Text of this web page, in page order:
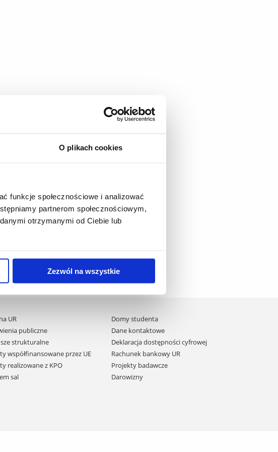
O plikach cookies
funkcje społecznościowe i analizować
partnerom społecznościowym,
otrzymanymi od Ciebie lub
Zezwól na wszystkie
UR
publiczne
strukturalne
współfinansowane przez UE
realizowane z KPO
sal
Domy studenta
Dane kontaktowe
Deklaracja dostępności cyfrowej
Rachunek bankowy UR
Projekty badawcze
Darowizny